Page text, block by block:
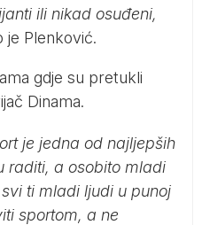
ili nikad osuđeni,
je Plenković.
gdje su pretukli
Dinama.
je jedna od najljepših
raditi, a osobito mladi
ti mladi ljudi u punoj
sportom, a ne